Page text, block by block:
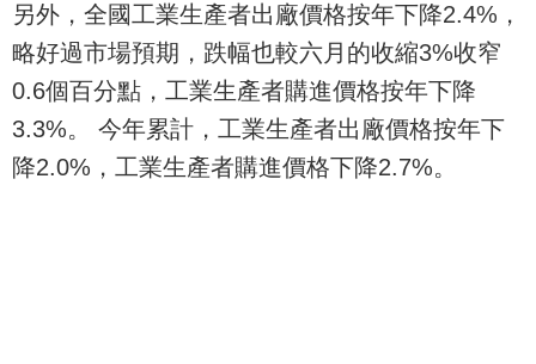
另外，全國工業生產者出廠價格按年下降2.4%，
略好過市場預期，跌幅也較六月的收縮3%收窄
0.6個百分點，工業生產者購進價格按年下降
3.3%。 今年累計，工業生產者出廠價格按年下
降2.0%，工業生產者購進價格下降2.7%。